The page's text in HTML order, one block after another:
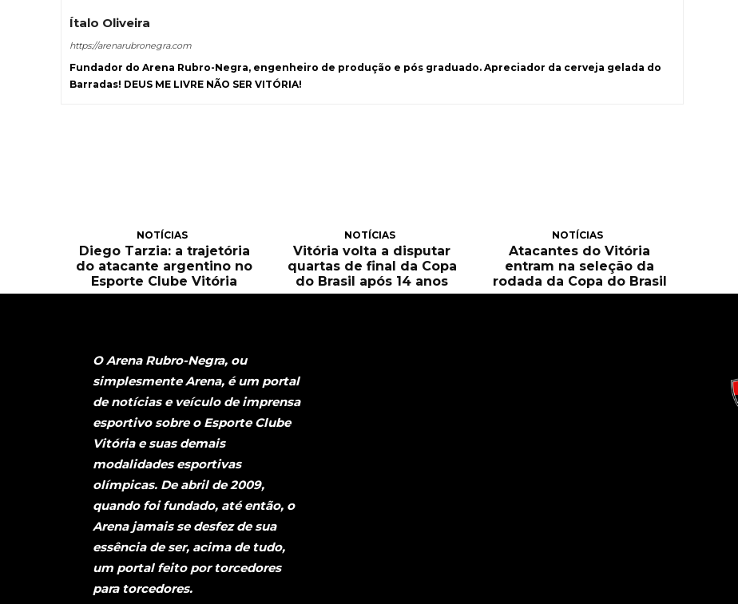
Ítalo Oliveira
https://arenarubronegra.com
Fundador do Arena Rubro-Negra, engenheiro de produção e pós graduado. Apreciador da cerveja gelada do
Barradas! DEUS ME LIVRE NÃO SER VITÓRIA!
NOTÍCIAS
Diego Tarzia: a trajetória
do atacante argentino no
Esporte Clube Vitória
NOTÍCIAS
Vitória volta a disputar
quartas de final da Copa
do Brasil após 14 anos
NOTÍCIAS
Atacantes do Vitória
entram na seleção da
rodada da Copa do Brasil
O Arena Rubro-Negra, ou
simplesmente Arena, é um portal
de notícias e veículo de imprensa
esportivo sobre o Esporte Clube
Vitória e suas demais
modalidades esportivas
olímpicas. De abril de 2009,
quando foi fundado, até então, o
Arena jamais se desfez de sua
essência de ser, acima de tudo,
um portal feito por torcedores
para torcedores.